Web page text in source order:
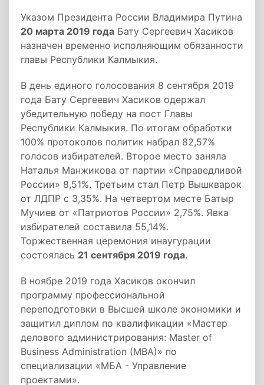
Указом Президента России Владимира Путина
20 марта 2019 года Бату Сергеевич Хасиков
назначен временно исполняющим обязанности
главы Республики Калмыкия.
В день единого голосования 8 сентября 2019
года Бату Сергеевич Хасиков одержал
убедительную победу на пост Главы
Республики Калмыкия. По итогам обработки
100% протоколов политик набрал 82,57%
голосов избирателей. Второе место заняла
Наталья Манжикова от партии «Справедливой
России» 8,51%. Третьим стал Петр Вышкварок
от ЛДПР с 3,35%. На четвертом месте Батыр
Мучиев от «Патриотов России» 2,75%. Явка
избирателей составила 55,14%.
Торжественная церемония инаугурации
состоялась 21 сентября 2019 года.
В ноябре 2019 года Хасиков окончил
программу профессиональной
переподготовки в Высшей школе экономики и
защитил диплом по квалификации «Мастер
делового администрирования: Master of
Business Administration (MBA)» по
специализации «МБА - Управление
проектами».